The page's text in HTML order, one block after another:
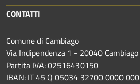
CONTATTI
Comune di Cambiago
Via Indipendenza 1 - 20040 Cambiago
Partita IVA: 02516430150
IBAN: IT 45 Q 05034 32700 0000